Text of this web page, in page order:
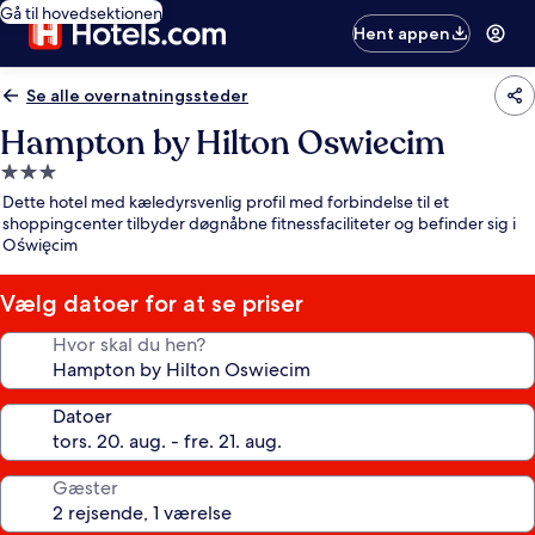
Gå til hovedsektionen
Hent appen
Se alle overnatningssteder
Hampton by Hilton Oswiecim
3.0-
stjernet
overnatningssted
Dette hotel med kæledyrsvenlig profil med forbindelse til et
shoppingcenter tilbyder døgnåbne fitnessfaciliteter og befinder sig i
Oświęcim
Vælg datoer for at se priser
Hvor skal du hen?
Datoer
Gæster